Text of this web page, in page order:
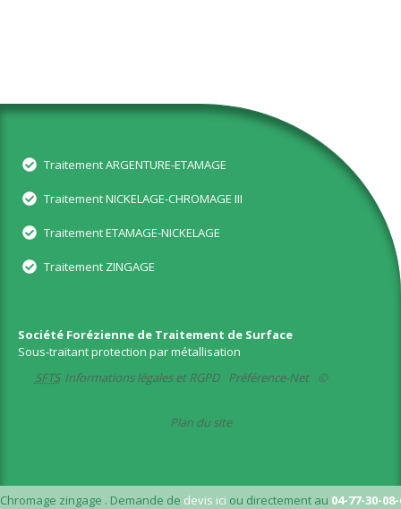
Traitement ARGENTURE-ETAMAGE
Traitement NICKELAGE-CHROMAGE III
Traitement ETAMAGE-NICKELAGE
Traitement ZINGAGE
Société Forézienne de Traitement de Surface
Sous-traitant protection par métallisation
SFTS Informations légales et RGPD Préférence-Net ©
Plan du site
Chromage zingage . Demande de devis ici ou directement au 04-77-30-